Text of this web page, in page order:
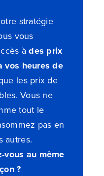
stratégie
vous
àdes prix
vos heures de
les prix de
Vous ne
tout le
pas en
autres.
vous au même
?